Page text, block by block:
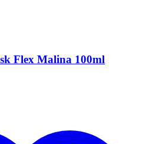
Flex Malina 100ml